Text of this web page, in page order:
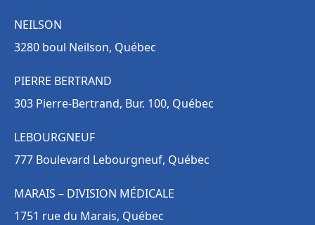
NEILSON
3280 boul Neilson, Québec
PIERRE BERTRAND
303 Pierre-Bertrand, Bur. 100, Québec
LEBOURGNEUF
777 Boulevard Lebourgneuf, Québec
MARAIS – DIVISION MÉDICALE
1751 rue du Marais, Québec